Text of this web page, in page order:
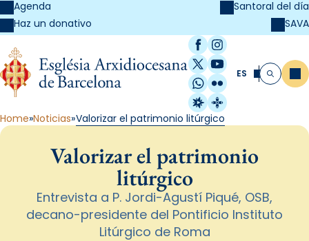
Agenda
Haz un donativo
Santoral del día
SAVA
Facebook
Instagram
X / Twitter
YouTube
WhatsApp
Flickr
Radio Estel
Catalunya
ES Buscar
Home Noticias Valorizar el patrimonio litúrgico
Valorizar el patrimonio
litúrgico
Entrevista a P. Jordi-Agustí Piqué, OSB,
decano-presidente del Pontificio Instituto
Litúrgico de Roma